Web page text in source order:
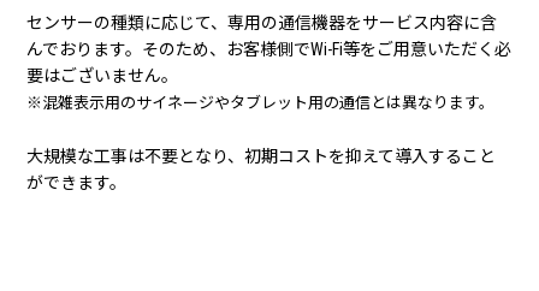
センサーの種類に応じて、専用の通信機器をサービス内容に含
んでおります。そのため、お客様側でWi-Fi等をご用意いただく必
要はございません。
※混雑表示用のサイネージやタブレット用の通信とは異なります。
大規模な工事は不要となり、初期コストを抑えて導入すること
ができます。